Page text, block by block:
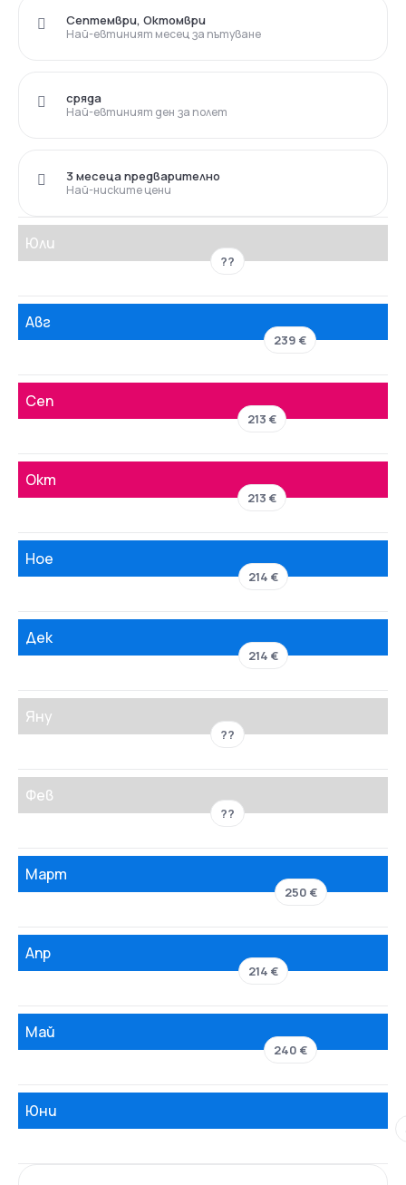
Най-евтиният месец за пътуване
Септември, Октомври
Най-евтиният ден за полет
сряда
Най-ниските цени
3 месеца предварително
Юли
??
Авг
239 €
Сеп
213 €
Окт
213 €
Ное
214 €
Дек
214 €
Яну
??
Фев
??
Март
250 €
Апр
214 €
Май
240 €
Юни